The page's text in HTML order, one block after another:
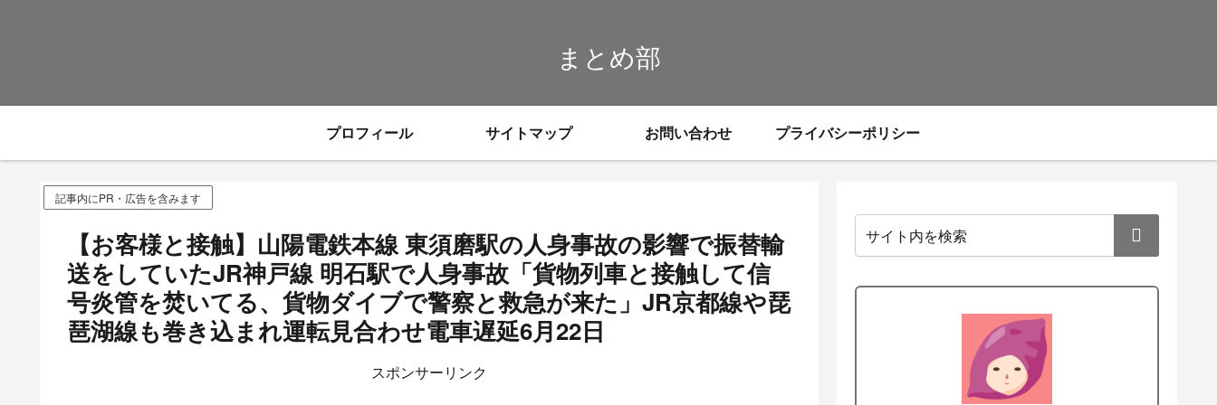
まとめ部
プロフィール サイトマップ お問い合わせ プライバシーポリシー
記事内にPR・広告を含みます
【お客様と接触】山陽電鉄本線 東須磨駅の人身事故の影響で振替輸
送をしていたJR神戸線 明石駅で人身事故「貨物列車と接触して信
号炎管を焚いてる、貨物ダイブで警察と救急が来た」JR京都線や琵
琶湖線も巻き込まれ運転見合わせ電車遅延6月22日
スポンサーリンク